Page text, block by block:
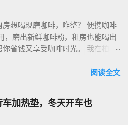
想喝现磨咖啡，咋整？ 便携咖啡
，磨出新鲜咖啡粉，租房也能喝出
省钱又享受咖啡时光。 我在柏林
用不发热，像Hario、Porlex这些牌
。粗磨适合法压壶，细磨适合意式
照表，新手不翻车。我每周磨一
，香到飞起！德国超市咖啡豆
阅读全文
加热垫，冬天开车也